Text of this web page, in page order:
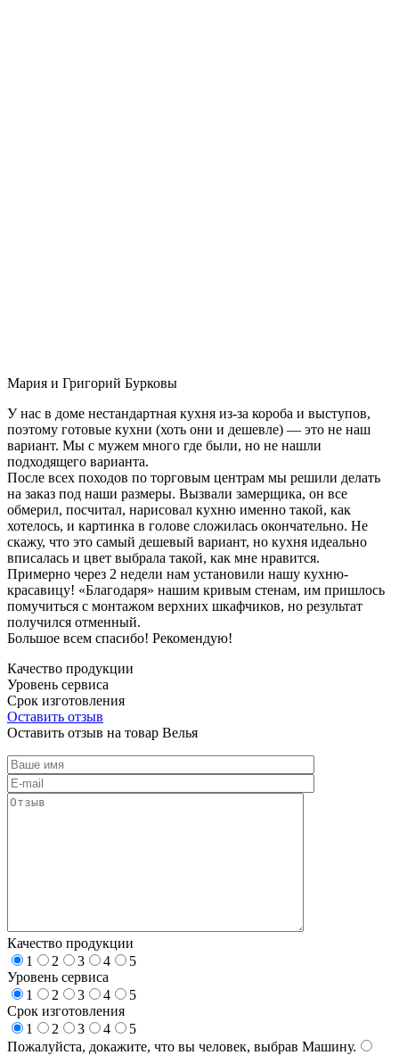
Мария и Григорий Бурковы
У нас в доме нестандартная кухня из-за короба и выступов,
поэтому готовые кухни (хоть они и дешевле) — это не наш
вариант. Мы с мужем много где были, но не нашли
подходящего варианта.
После всех походов по торговым центрам мы решили делать
на заказ под наши размеры. Вызвали замерщика, он все
обмерил, посчитал, нарисовал кухню именно такой, как
хотелось, и картинка в голове сложилась окончательно. Не
скажу, что это самый дешевый вариант, но кухня идеально
вписалась и цвет выбрала такой, как мне нравится.
Примерно через 2 недели нам установили нашу кухню-
красавицу! «Благодаря» нашим кривым стенам, им пришлось
помучиться с монтажом верхних шкафчиков, но результат
получился отменный.
Большое всем спасибо! Рекомендую!
Качество продукции
Уровень сервиса
Срок изготовления
Оставить отзыв
Оставить отзыв на товар Велья
Качество продукции
1
2 3 4
5
Уровень сервиса
1
2 3 4
5
Срок изготовления
1
2 3 4
5
Пожалуйста, докажите, что вы человек, выбрав Машину.